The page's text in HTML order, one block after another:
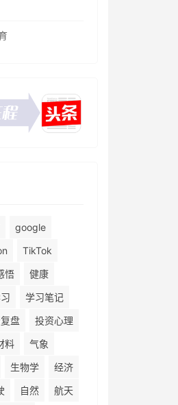
google
TikTok
悟
健康
学习笔记
盘
投资心理
料
气象
生物学
经济
自然
航天